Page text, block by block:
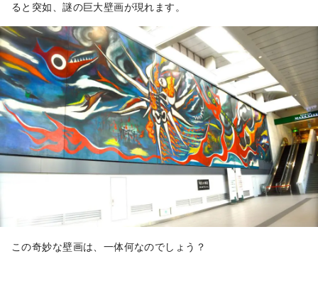
ると突如、謎の巨大壁画が現れます。
この奇妙な壁画は、一体何なのでしょう？